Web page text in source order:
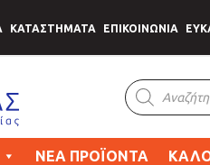
ΚΑΤΑΣΤΗΜΑΤΑ ΕΠΙΚΟΙΝΩΝΙΑ
Products
search
ΝΕΑ ΠΡΟΪΟΝΤΑ